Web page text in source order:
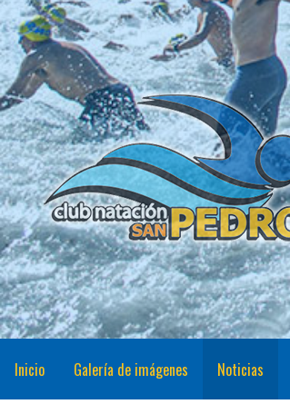
Saltar
al
contenido
Club Natación San
CNSP
Inicio Galería de imágenes Noticias